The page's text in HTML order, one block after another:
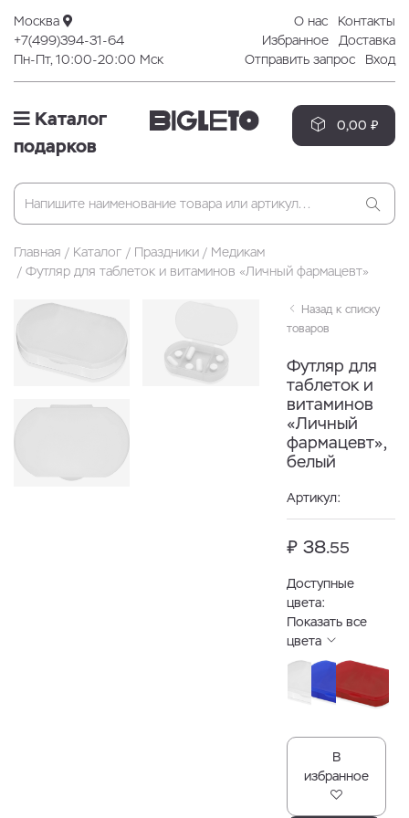
Москва
+7(499)394-31-64
Пн-Пт, 10:00-20:00 Мск
О нас
Контакты
Избранное
Доставка
Отправить запрос
Вход
Каталог
подарков
0,00 ₽
Главная Каталог Праздники
Медикам
Футляр для таблеток и витаминов «Личный фармацевт»
Назад к списку
товаров
Футляр для
таблеток и
витаминов
«Личный
фармацевт»,
белый
Артикул:
₽ 38.55
Доступные
цвета:
Показать все
цвета
В
избранное